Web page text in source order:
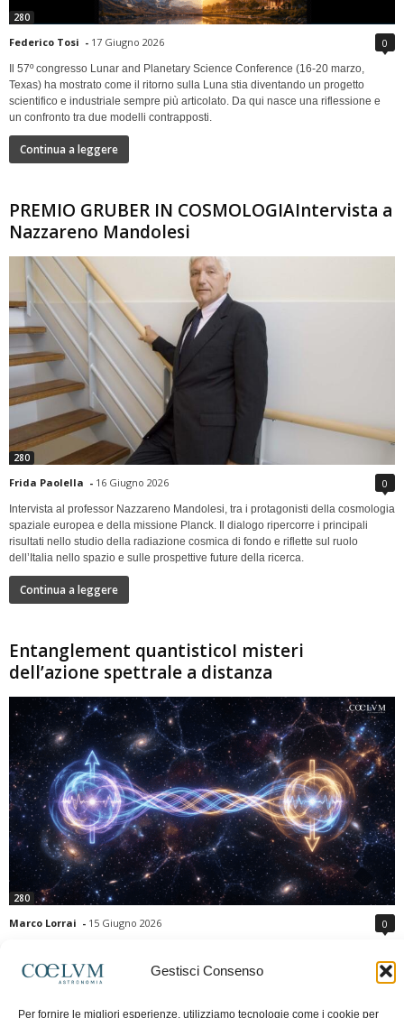
Gestisci Consenso
Per fornire le migliori esperienze, utilizziamo tecnologie come i cookie per
280
Federico Tosi - 17 Giugno 2026 0
Il 57º congresso Lunar and Planetary Science Conference (16-20 marzo,
Texas) ha mostrato come il ritorno sulla Luna stia diventando un progetto
scientifico e industriale sempre più articolato. Da qui nasce una riflessione e
un confronto tra due modelli contrapposti.
Continua a leggere
PREMIO GRUBER IN COSMOLOGIAIntervista a
Nazzareno Mandolesi
280
Frida Paolella - 16 Giugno 2026 0
Intervista al professor Nazzareno Mandolesi, tra i protagonisti della cosmologia
spaziale europea e della missione Planck. Il dialogo ripercorre i principali
risultati nello studio della radiazione cosmica di fondo e riflette sul ruolo
dell’Italia nello spazio e sulle prospettive future della ricerca.
Continua a leggere
Entanglement quantisticoI misteri
dell’azione spettrale a distanza
280
Marco Lorrai - 15 Giugno 2026 0
moderna: due particelle possono mostrare correlazioni che sembrano ignorare
la distanza che le separa. Gli esperimenti e i teoremi di Bell hanno escluso le
previsioni della meccanica quantistica. Nonostante ciò, l'entanglement non